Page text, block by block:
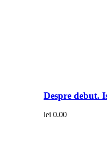
Despre debut.
lei 0.00